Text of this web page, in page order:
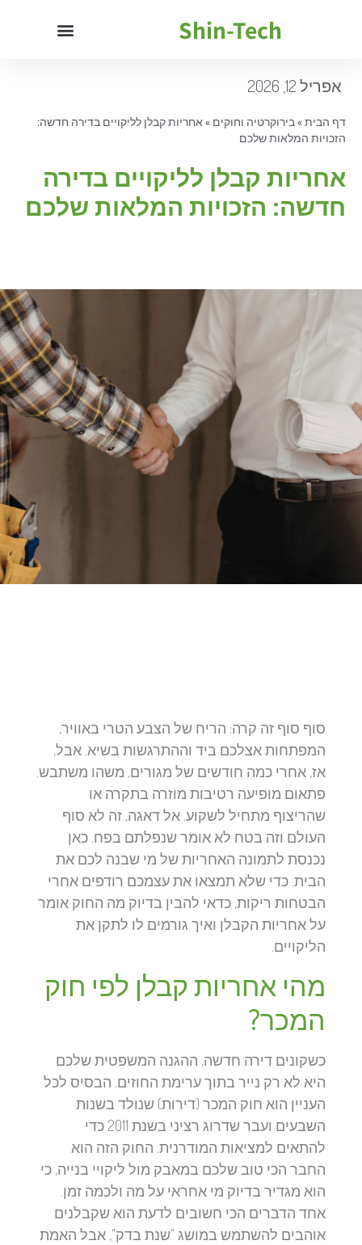
Shin-Tech
אפריל 12, 2026
דף הבית»בירוקרטיה וחוקים»אחריות קבלן לליקויים בדירה חדשה:
הזכויות המלאות שלכם
אחריות קבלן לליקויים בדירה
חדשה: הזכויות המלאות שלכם
סוף סוף זה קרה: הריח של הצבע הטרי באוויר,
המפתחות אצלכם ביד וההתרגשות בשיא. אבל,
אז, אחרי כמה חודשים של מגורים, משהו משתבש.
פתאום מופיעה רטיבות מוזרה בתקרה או
שהריצוף מתחיל לשקוע. אל דאגה, זה לא סוף
העולם וזה בטח לא אומר שנפלתם בפח. כאן
נכנסת לתמונה האחריות של מי שבנה לכם את
הבית. כדי שלא תמצאו את עצמכם רודפים אחרי
הבטחות ריקות, כדאי להבין בדיוק מה החוק אומר
על אחריות הקבלן ואיך גורמים לו לתקן את
הליקויים.
מהי אחריות קבלן לפי חוק
המכר?
כשקונים דירה חדשה, ההגנה המשפטית שלכם
היא לא רק נייר בתוך ערימת החוזים. הבסיס לכל
העניין הוא חוק המכר (דירות) שנולד בשנות
השבעים ועבר שדרוג רציני בשנת 2011 כדי
להתאים למציאות המודרנית. החוק הזה הוא
החבר הכי טוב שלכם במאבק מול ליקויי בנייה, כי
הוא מגדיר בדיוק מי אחראי על מה ולכמה זמן.
אחד הדברים הכי חשובים לדעת הוא שקבלנים
אוהבים להשתמש במושג "שנת בדק", אבל האמת